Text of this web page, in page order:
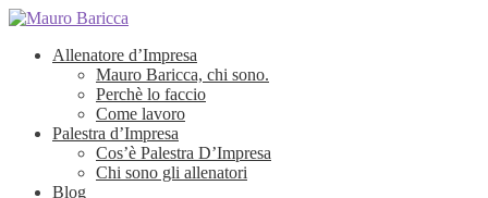
Allenatore d’Impresa
Mauro Baricca, chi sono.
Perchè lo faccio
Come lavoro
Palestra d’Impresa
Cos’è Palestra D’Impresa
Chi sono gli allenatori
Blog